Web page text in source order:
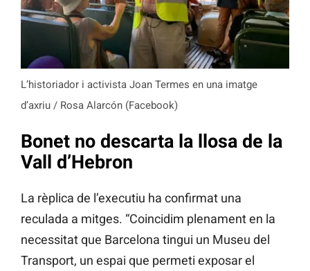
L’historiador i activista Joan Termes en una imatge
d’axriu / Rosa Alarcón (Facebook)
Bonet no descarta la llosa de la
Vall d’Hebron
La rèplica de l’executiu ha confirmat una
reculada a mitges. “Coincidim plenament en la
necessitat que Barcelona tingui un Museu del
Transport, un espai que permeti exposar el